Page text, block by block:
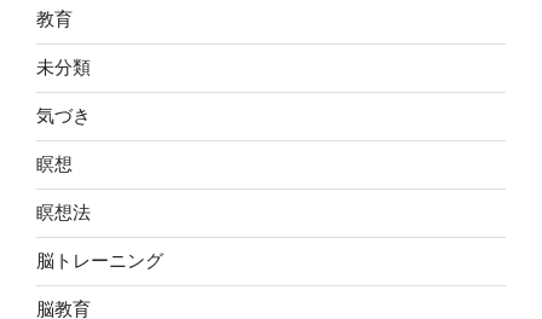
教育
未分類
気づき
瞑想
瞑想法
脳トレーニング
脳教育